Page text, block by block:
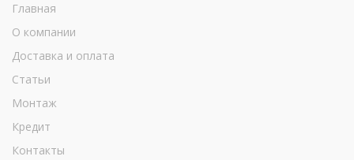
Главная
О компании
Доставка и оплата
Статьи
Монтаж
Кредит
Контакты